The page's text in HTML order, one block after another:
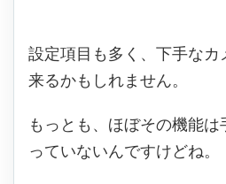
設定項目も多く、下手なカ
来るかもしれません。
もっとも、ほぼその機能
っていないんですけどね。